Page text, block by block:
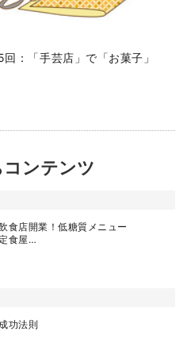
：「手芸店」で「お菓子」
ンテンツ
食店開業！低糖質メニュー
食屋…
功法則